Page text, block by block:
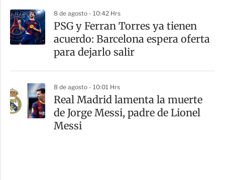
8 de agosto - 10:42 Hrs
PSG y Ferran Torres ya tienen
acuerdo: Barcelona espera oferta
para dejarlo salir
8 de agosto - 10:01 Hrs
Real Madrid lamenta la muerte
de Jorge Messi, padre de Lionel
Messi